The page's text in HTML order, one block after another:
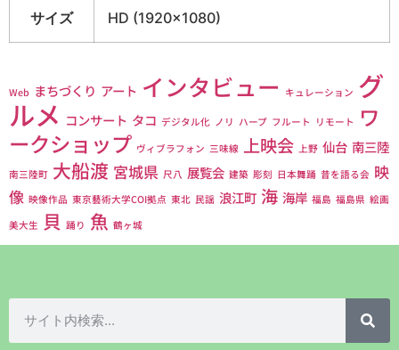
サイズ HD (1920x1080)
Web まちづくり アート インタビュー キュレーション グ
ルメ コンサート タコ デジタル化 ノリ ハープ フルート リモート
ワ
ークショップ ヴィブラフォン 三味線 上映会 上野 仙台 南三陸
南三陸町 大船渡 宮城県 尺八 展覧会 建築 彫刻 日本舞踊 昔を語る会 映
像 映像作品 東京藝術大学COI拠点 東北 民謡 浪江町 海 海岸 福島 福島県 絵画
美大生 貝 踊り 魚 鶴ヶ城